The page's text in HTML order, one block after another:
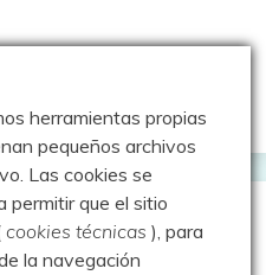
herramientas propias
pequeños archivos
Las cookies se
permitir que el sitio
cookies técnicas ), para
la navegación